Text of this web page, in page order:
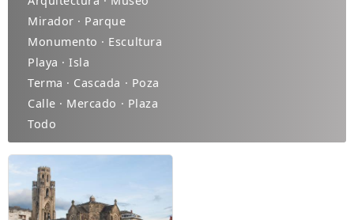
Mirador · Parque
Monumento · Escultura
Playa · Isla
Terma · Cascada · Poza
Calle · Mercado · Plaza
Todo